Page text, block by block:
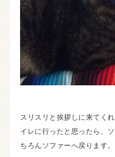
スリスリと挨拶しに来てく
イレに行ったと思ったら、
ちろんソファーへ戻ります